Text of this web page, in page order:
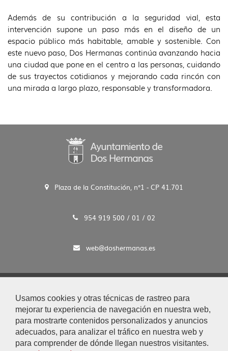
Usamos cookies y otras técnicas de rastreo para
mejorar tu experiencia de navegación en nuestra web,
para mostrarte contenidos personalizados y anuncios
adecuados, para analizar el tráfico en nuestra web y
para comprender de dónde llegan nuestros visitantes.
Además de su contribución a la seguridad vial, esta
intervención supone un paso más en el diseño de un
espacio público más habitable, amable y sostenible. Con
este nuevo paso, Dos Hermanas continúa avanzando hacia
una ciudad que pone en el centro a las personas, cuidando
de sus trayectos cotidianos y mejorando cada rincón con
una mirada a largo plazo, responsable y transformadora.
Plaza de la Constitución, n°1 - CP 41.701
954 919 500 / 01 / 02
web@doshermanas.es
Aviso Legal y Protección de Datos
|
Mapa Web
|
Accesibilidad